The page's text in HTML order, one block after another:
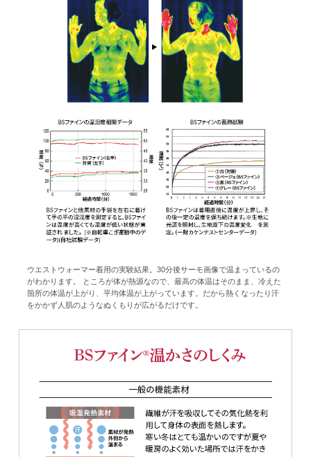
ウエストウォーマー着用の実験結果。30分後サーモ画像で温まっているの
がわかります。 ところが体が熱源なので、最高の体温はそのまま、冷えた
箇所の体温が上がり、平均体温が上がっています。だから熱くなったり汗
をかかず人肌のようなぬくもりが広がるだけです。